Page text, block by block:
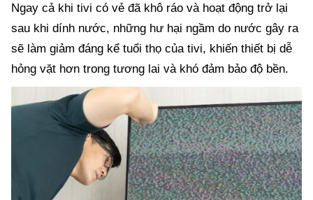
Ngay cả khi tivi có vẻ đã khô ráo và hoạt động trở lại
sau khi dính nước, những hư hại ngầm do nước gây ra
sẽ làm giảm đáng kể tuổi thọ của tivi, khiến thiết bị dễ
hỏng vặt hơn trong tương lai và khó đảm bảo độ bền.